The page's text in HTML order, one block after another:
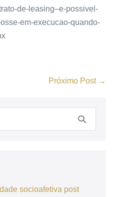
de-leasing–e-possivel-
em-execucao-quando-
Próximo Post →
socioafetiva post